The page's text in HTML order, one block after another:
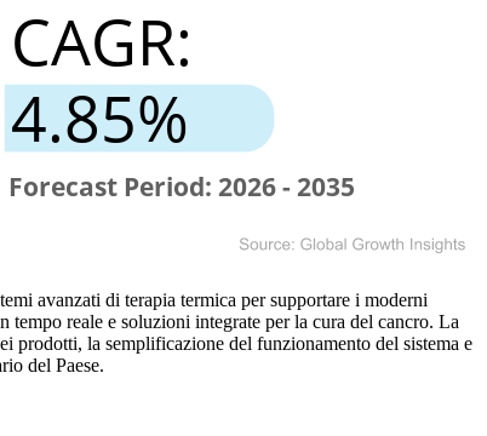
avanzati di terapia termica per supportare i moderni
reale e soluzioni integrate per la cura del cancro. La
prodotti, la semplificazione del funzionamento del sistema e
del Paese.